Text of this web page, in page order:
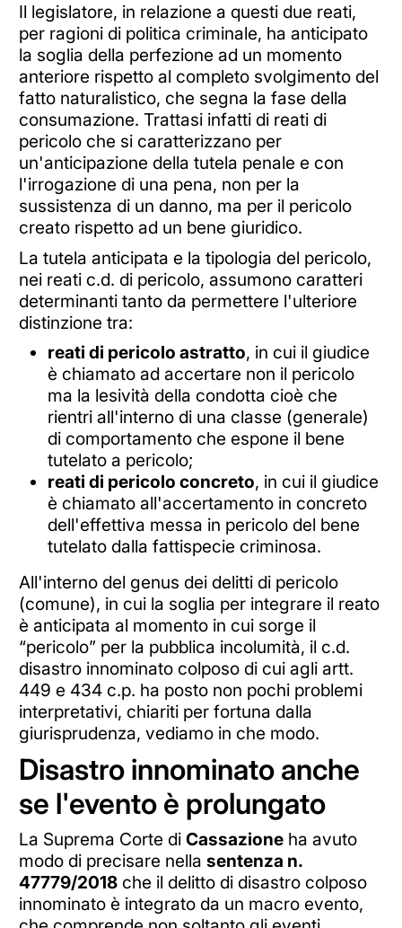
Il legislatore, in relazione a questi due reati,
per ragioni di politica criminale, ha anticipato
la soglia della perfezione ad un momento
anteriore rispetto al completo svolgimento del
fatto naturalistico, che segna la fase della
consumazione. Trattasi infatti di reati di
pericolo che si caratterizzano per
un'anticipazione della tutela penale e con
l'irrogazione di una pena, non per la
sussistenza di un danno, ma per il pericolo
creato rispetto ad un bene giuridico.
La tutela anticipata e la tipologia del pericolo,
nei reati c.d. di pericolo, assumono caratteri
determinanti tanto da permettere l'ulteriore
distinzione tra:
reati di pericolo astratto, in cui il giudice
è chiamato ad accertare non il pericolo
ma la lesività della condotta cioè che
rientri all'interno di una classe (generale)
di comportamento che espone il bene
tutelato a pericolo;
reati di pericolo concreto, in cui il giudice
è chiamato all'accertamento in concreto
dell'effettiva messa in pericolo del bene
tutelato dalla fattispecie criminosa.
All'interno del genus dei delitti di pericolo
(comune), in cui la soglia per integrare il reato
è anticipata al momento in cui sorge il
“pericolo” per la pubblica incolumità, il c.d.
disastro innominato colposo di cui agli artt.
449 e 434 c.p. ha posto non pochi problemi
interpretativi, chiariti per fortuna dalla
giurisprudenza, vediamo in che modo.
Disastro innominato anche
se l'evento è prolungato
La Suprema Corte di Cassazioneha avuto
modo di precisare nella sentenza n.
47779/2018che il delitto di disastro colposo
innominato è integrato da un macro evento,